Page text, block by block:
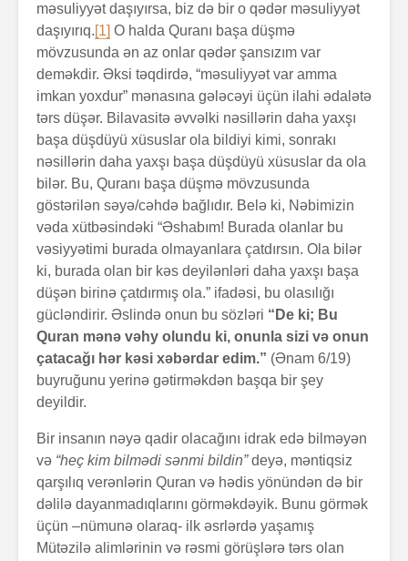
məsuliyyət daşıyırsa, biz də bir o qədər məsuliyyət
daşıyırıq.[1] O halda Quranı başa düşmə
mövzusunda ən az onlar qədər şansızım var
deməkdir. Əksi təqdirdə, “məsuliyyət var amma
imkan yoxdur” mənasına gələcəyi üçün ilahi ədalətə
tərs düşər. Bilavasitə əvvəlki nəsillərin daha yaxşı
başa düşdüyü xüsuslar ola bildiyi kimi, sonrakı
nəsillərin daha yaxşı başa düşdüyü xüsuslar da ola
bilər. Bu, Quranı başa düşmə mövzusunda
göstərilən səyə/cəhdə bağlıdır. Belə ki, Nəbimizin
vəda xütbəsindəki “Əshabım! Burada olanlar bu
vəsiyyətimi burada olmayanlara çatdırsın. Ola bilər
ki, burada olan bir kəs deyilənləri daha yaxşı başa
düşən birinə çatdırmış ola.” ifadəsi, bu olasılığı
gücləndirir. Əslində onun bu sözləri “De ki; Bu
Quran mənə vəhy olundu ki, onunla sizi və onun
çatacağı hər kəsi xəbərdar edim.” (Ənam 6/19)
buyruğunu yerinə gətirməkdən başqa bir şey
deyildir.
Bir insanın nəyə qadir olacağını idrak edə bilməyən
və “heç kim bilmədi sənmi bildin”deyə, məntiqsiz
qarşılıq verənlərin Quran və hədis yönündən də bir
dəlilə dayanmadıqlarını görməkdəyik. Bunu görmək
üçün –nümunə olaraq- ilk əsrlərdə yaşamış
Mütəzilə alimlərinin və rəsmi görüşlərə tərs olan